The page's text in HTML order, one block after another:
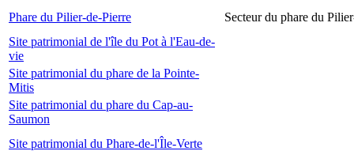
Phare du Pilier-de-Pierre
Secteur du phare du
Site patrimonial de l'île du Pot à l'Eau-de-
vie
Site patrimonial du phare de la Pointe-
Mitis
Site patrimonial du phare du Cap-au-
Saumon
Site patrimonial du Phare-de-l'Île-Verte